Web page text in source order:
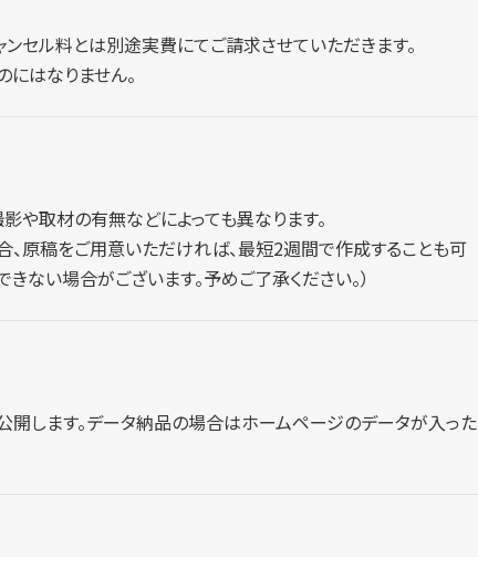
セル料とは別途実費にてご請求させていただきます。
はなりません。
や取材の有無などによっても異なります。
、原稿をご用意いただければ、最短2週間で作成することも可
ない場合がございます。予めご了承ください。）
開します。データ納品の場合はホームページのデータが入った